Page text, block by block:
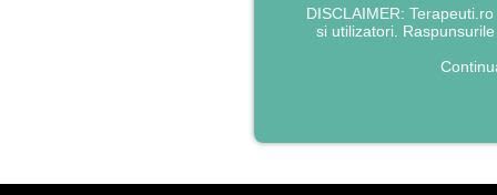
DISCLAIMER:
si utilizatori.